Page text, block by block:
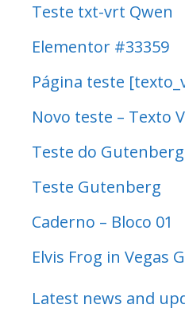
Teste txt-vrt Qwen
Elementor #33359
Página teste
Novo teste – Texto
Teste do Gutenberg
Teste Gutenberg
Caderno – Bloco 01
Elvis Frog in Vegas
Latest news and